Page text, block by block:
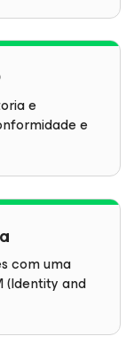
e
e
com uma
(Identity and